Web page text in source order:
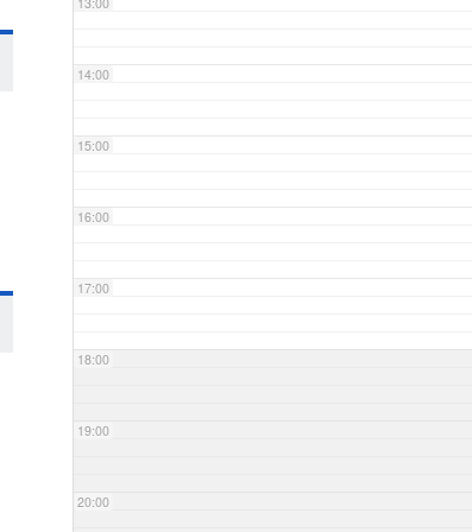
14:00
15:00
16:00
17:00
18:00
19:00
20:00